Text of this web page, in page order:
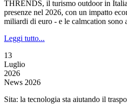
THRENDS, il turismo outdoor in
presenze nel 2026, con un impatto
miliardi di euro - e le calmcation sono
Leggi tutto...
13
Luglio
2026
News 2026
Sita: la tecnologia sta aiutando il